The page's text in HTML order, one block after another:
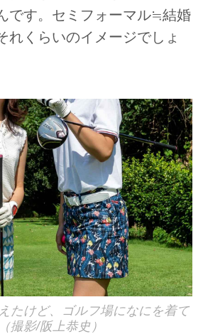
です。セミフォーマル≒結婚
れくらいのイメージでしょ
たけど、ゴルフ場になにを着て
撮影/阪上恭史）